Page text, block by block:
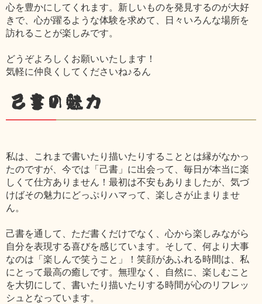
心を豊かにしてくれます。新しいものを発見するのが大好
きで、心が躍るような体験を求めて、日々いろんな場所を
訪れることが楽しみです。
どうぞよろしくお願いいたします！
気軽に仲良くしてくださいね♪るん
己書の魅力
私は、これまで書いたり描いたりすることとは縁がなかっ
たのですが、今では「己書」に出会って、毎日が本当に楽
しくて仕方ありません！最初は不安もありましたが、気づ
けばその魅力にどっぷりハマって、楽しさが止まりませ
ん。
己書を通して、ただ書くだけでなく、心から楽しみながら
自分を表現する喜びを感じています。そして、何より大事
なのは「楽しんで笑うこと」！笑顔があふれる時間は、私
にとって最高の癒しです。無理なく、自然に、楽しむこと
を大切にして、書いたり描いたりする時間が心のリフレッ
シュとなっています。